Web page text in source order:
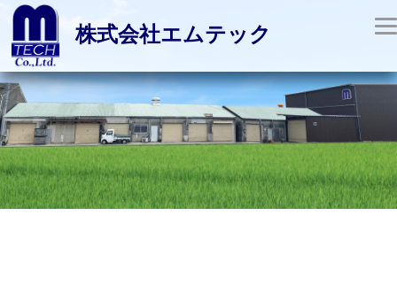
株式会社エムテック